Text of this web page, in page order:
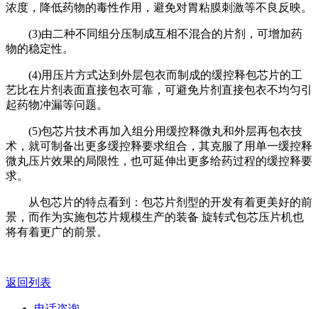
浓度，降低药物的毒性作用，避免对胃粘膜刺激等不良反映。
(3)由二种不同组分压制成互相不混合的片剂，可增加药
物的稳定性。
(4)用压片方式达到外层包衣而制成的缓控释包芯片的工
艺比在片剂表面直接包衣可靠，可避免片剂直接包衣不均匀引
起药物冲漏等问题。
(5)包芯片技术再加入组分用缓控释微丸和外层再包衣技
术，就可制备出更多缓控释要求组合，其克服了用单一缓控释
微丸压片效果的局限性，也可延伸出更多给药过程的缓控释要
求。
从包芯片的特点看到：包芯片剂型的开发有着更美好的前
景，而作为实施包芯片规模生产的装备 旋转式包芯压片机也
将有着更广的前景。
返回列表